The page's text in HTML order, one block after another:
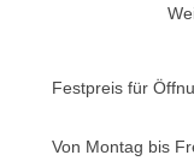
Festpreis für
Von Montag bis